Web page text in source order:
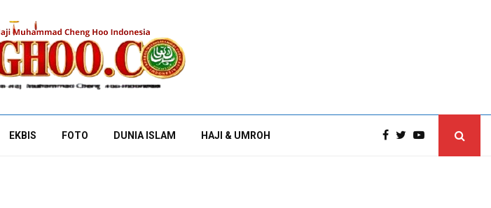
EKBIS FOTO DUNIA ISLAM HAJI & UMROH